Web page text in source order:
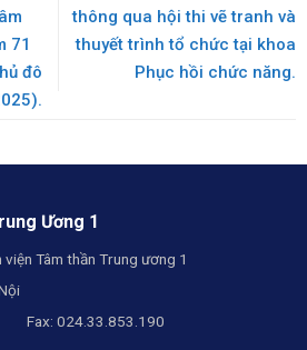
71
đô
thông qua hội thi vẽ tranh và
thuyết trình tổ chức tại khoa
Phục hồi chức năng.
Ương 1
Tâm thần Trung ương 1
Fax: 024.33.853.190